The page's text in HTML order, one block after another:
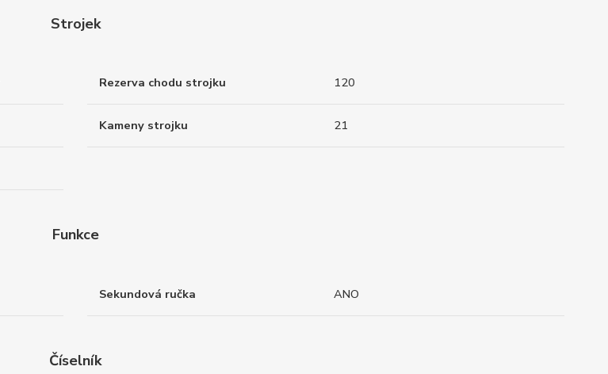
Strojek
Rezerva chodu strojku 120
Kameny strojku 21
Funkce
Sekundová ručka ANO
Číselník